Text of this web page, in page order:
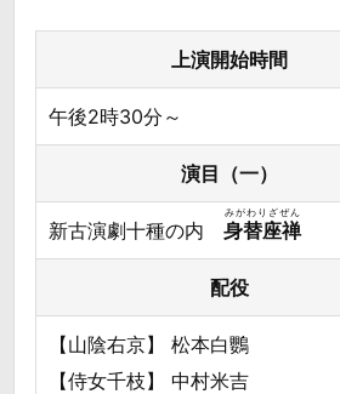
上演開始時間
午後2時30分～
演目（一）
新古演劇十種の内 身替座禅
みがわりざぜん
配役
【山陰右京】 松本白鸚
【侍女千枝】 中村米吉